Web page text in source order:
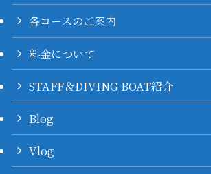
各コースのご案内
料金について
STAFF＆DIVING BOAT紹介
Blog
Vlog